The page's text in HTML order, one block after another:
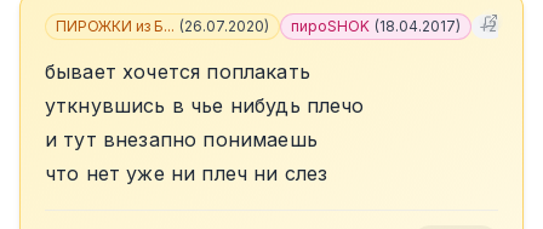
ПИРОЖКИ из Б... (26.07.2020) пироSHOK (18.04.2017) +2
бывает хочется поплакать
уткнувшись в чье нибудь плечо
и тут внезапно понимаешь
что нет уже ни плеч ни слез